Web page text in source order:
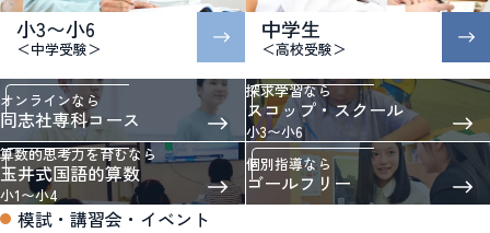
小3〜小6
＜中学受験＞
中学生
＜高校受験＞
オンラインなら
同志社専科コース
探求学習なら
スコップ・スクール
小3〜小6
算数的思考力を育むなら
玉井式国語的算数
小1〜小4
個別指導なら
ゴールフリー
模試・講習会・イベント